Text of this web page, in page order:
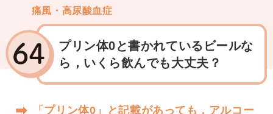
痛風・高尿酸血症
プリン体0と書かれているビールな
ら，いくら飲んでも大丈夫？
➡
「プリン体0」と記載があっても，アルコー